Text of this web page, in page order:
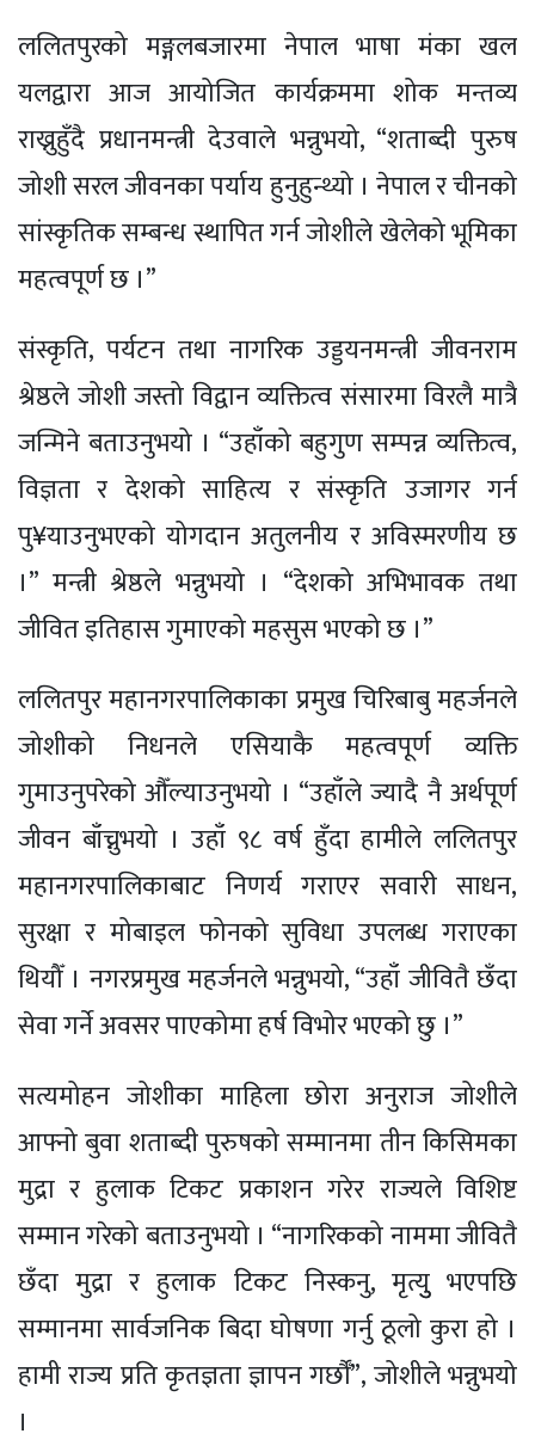
ललितपुरको मङ्गलबजारमा नेपाल भाषा मंका खल
यलद्वारा आज आयोजित कार्यक्रममा शोक मन्तव्य
राख्नुहुँदै प्रधानमन्त्री देउवाले भन्नुभयो, “शताब्दी पुरुष
जोशी सरल जीवनका पर्याय हुनुहुन्थ्यो । नेपाल र चीनको
सांस्कृतिक सम्बन्ध स्थापित गर्न जोशीले खेलेको भूमिका
महत्वपूर्ण छ ।”
संस्कृति, पर्यटन तथा नागरिक उड्डयनमन्त्री जीवनराम
श्रेष्ठले जोशी जस्तो विद्वान व्यक्तित्व संसारमा विरलै मात्रै
जन्मिने बताउनुभयो । “उहाँको बहुगुण सम्पन्न व्यक्तित्व,
विज्ञता र देशको साहित्य र संस्कृति उजागर गर्न
पु¥याउनुभएको योगदान अतुलनीय र अविस्मरणीय छ
।” मन्त्री श्रेष्ठले भन्नुभयो । “देशको अभिभावक तथा
जीवित इतिहास गुमाएको महसुस भएको छ ।”
ललितपुर महानगरपालिकाका प्रमुख चिरिबाबु महर्जनले
जोशीको निधनले एसियाकै महत्वपूर्ण व्यक्ति
गुमाउनुपरेको औँल्याउनुभयो । “उहाँले ज्यादै नै अर्थपूर्ण
जीवन बाँच्नुभयो । उहाँ ९८ वर्ष हुँदा हामीले ललितपुर
महानगरपालिकाबाट निणर्य गराएर सवारी साधन,
सुरक्षा र मोबाइल फोनको सुविधा उपलब्ध गराएका
थियौँ । नगरप्रमुख महर्जनले भन्नुभयो, “उहाँ जीवितै छँदा
सेवा गर्ने अवसर पाएकोमा हर्ष विभोर भएको छु ।”
सत्यमोहन जोशीका माहिला छोरा अनुराज जोशीले
आफ्नो बुवा शताब्दी पुरुषको सम्मानमा तीन किसिमका
मुद्रा र हुलाक टिकट प्रकाशन गरेर राज्यले विशिष्ट
सम्मान गरेको बताउनुभयो । “नागरिकको नाममा जीवितै
छँदा मुद्रा र हुलाक टिकट निस्कनु, मृत्युु भएपछि
सम्मानमा सार्वजनिक बिदा घोषणा गर्नु ठूलो कुरा हो ।
हामी राज्य प्रति कृतज्ञता ज्ञापन गर्छौँ”, जोशीले भन्नुभयो
।